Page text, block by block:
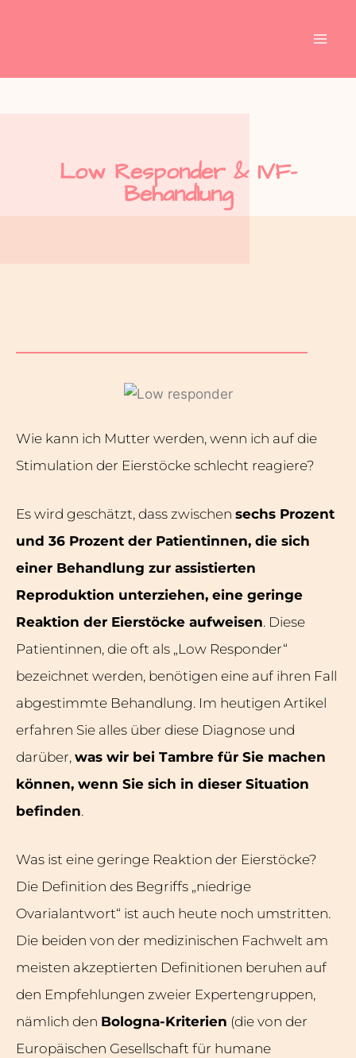
Low Responder & IVF-
Behandlung
Wie kann ich Mutter werden, wenn ich auf die
Stimulation der Eierstöcke schlecht reagiere?
Es wird geschätzt, dass zwischen sechs Prozent
und 36 Prozent der Patientinnen, die sich
einer Behandlung zur assistierten
Reproduktion unterziehen, eine geringe
Reaktion der Eierstöcke aufweisen. Diese
Patientinnen, die oft als „Low Responder“
bezeichnet werden, benötigen eine auf ihren Fall
abgestimmte Behandlung. Im heutigen Artikel
erfahren Sie alles über diese Diagnose und
darüber, was wir bei Tambre für Sie machen
können, wenn Sie sich in dieser Situation
befinden.
Was ist eine geringe Reaktion der Eierstöcke?
Die Definition des Begriffs „niedrige
Ovarialantwort“ ist auch heute noch umstritten.
Die beiden von der medizinischen Fachwelt am
meisten akzeptierten Definitionen beruhen auf
den Empfehlungen zweier Expertengruppen,
nämlich den Bologna-Kriterien (die von der
Europäischen Gesellschaft für humane